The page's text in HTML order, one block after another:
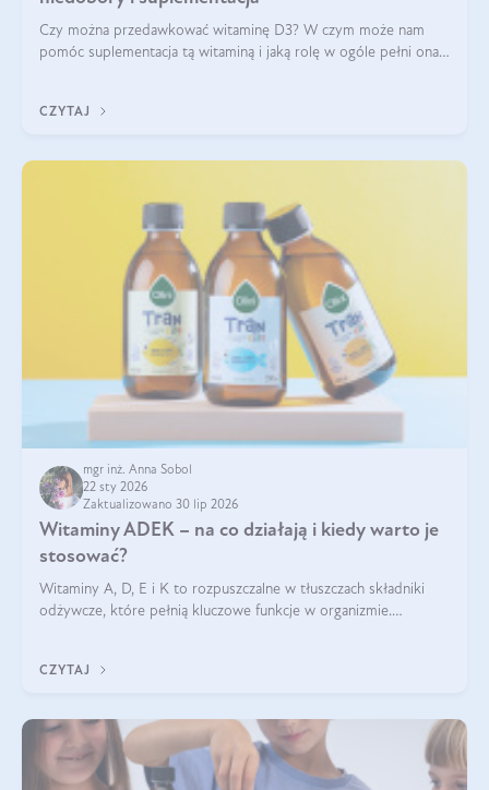
Czy można przedawkować witaminę D3? W czym może nam
pomóc suplementacja tą witaminą i jaką rolę w ogóle pełni ona
robić?
CZYTAJ
mgr inż. Anna Sobol
22 sty 2026
Zaktualizowano 30 lip 2026
Witaminy ADEK – na co działają i kiedy warto je
stosować?
Witaminy A, D, E i K to rozpuszczalne w tłuszczach składniki
odżywcze, które pełnią kluczowe funkcje w organizmie.
CZYTAJ